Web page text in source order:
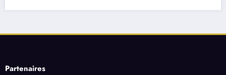
Partenaires